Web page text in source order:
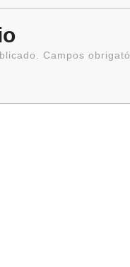
Campos